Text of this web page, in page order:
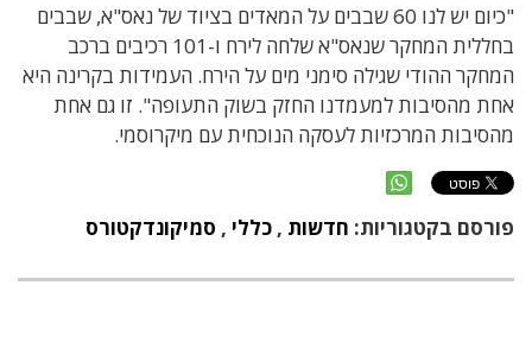
"כיום יש לנו 60 שבבים על המאדים בציוד של נאס"א, שבבים
בחללית המחקר שנאס"א שלחה לירח ו-101 רכיבים ברכב
המחקר ההודי שגילה סימני מים על הירח. העמידות בקרינה היא
אחת מהסיבות למעמדנו החזק בשוק התעופה". זו גם אחת
מהסיבות המרכזיות לעסקה הנוכחית עם מיקרוסמי.
פורסם בקטגוריות: חדשות , כללי , סמיקונדקטורס